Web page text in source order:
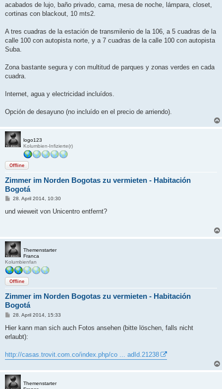
acabados de lujo, baño privado, cama, mesa de noche, lámpara, closet,
cortinas con blackout, 10 mts2.
A tres cuadras de la estación de transmilenio de la 106, a 5 cuadras de la
calle 100 con autopista norte, y a 7 cuadras de la calle 100 con autopista
Suba.
Zona bastante segura y con multitud de parques y zonas verdes en cada
cuadra.
Internet, agua y electricidad incluídos.
Opción de desayuno (no incluído en el precio de arriendo).
logo123
Kolumbien-Infizierte(r)
Offline
Zimmer im Norden Bogotas zu vermieten - Habitación
Bogotá
B
i
28. April 2014, 10:30
und wieweit von Unicentro entfernt?
Themenstarter
Franca
Kolumbienfan
Offline
Zimmer im Norden Bogotas zu vermieten - Habitación
Bogotá
B
i
r
28. April 2014, 15:33
Hier kann man sich auch Fotos ansehen (bitte löschen, falls nicht
erlaubt):
http://casas.trovit.com.co/index.php/co ... adId.21238
Themenstarter